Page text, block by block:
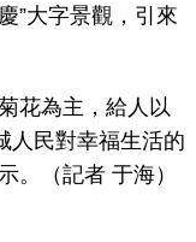
”大字景觀，引來
花為主，給人以
人民對幸福生活的
。（記者 于海）